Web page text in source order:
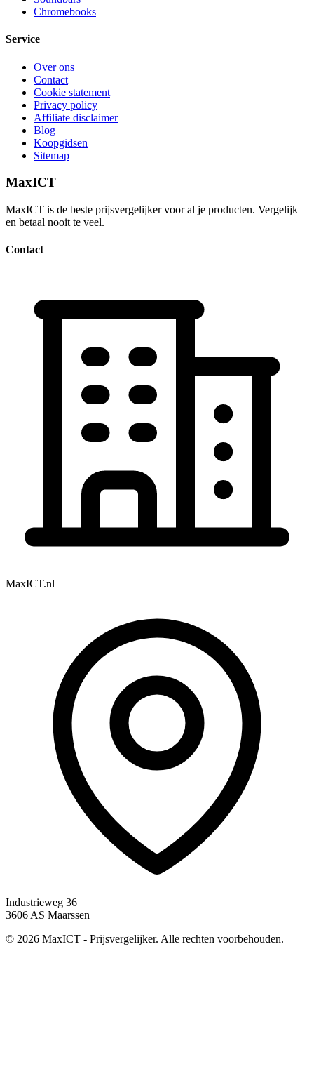
Chromebooks
Service
Over ons
Contact
Cookie statement
Privacy policy
Affiliate disclaimer
Blog
Koopgidsen
Sitemap
MaxICT
MaxICT is de beste prijsvergelijker voor al je producten. Vergelijk
en betaal nooit te veel.
Contact
MaxICT.nl
Industrieweg 36
3606 AS Maarssen
© 2026 MaxICT - Prijsvergelijker. Alle rechten voorbehouden.